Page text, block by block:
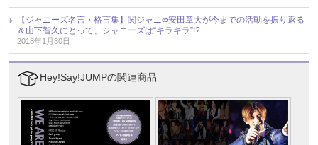
【ジャニーズ名言・格言集】関ジャニ∞安田章大が今までの活動を振り返る
＆山下智久にとって、ジャニーズは“キラキラ”!?
2018年1月30日
Hey!Say!JUMPの関連商品